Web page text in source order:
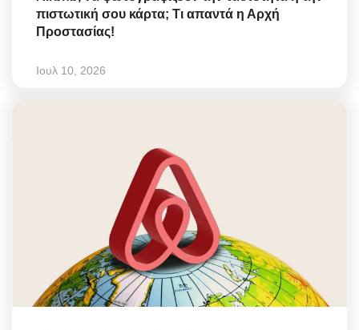
πιστωτική σου κάρτα; Τι απαντά η Αρχή
Προστασίας!
Ιουλ 10, 2026